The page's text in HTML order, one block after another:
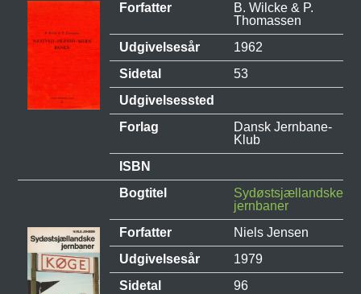
Forfatter
B. Wilcke & P.
Thomassen
Udgivelsesår
1962
Sidetal
53
Udgivelsessted
Forlag
Dansk Jernbane-
Klub
ISBN
Bogtitel
Sydøstsjællandske
jernbaner
Forfatter
Niels Jensen
Udgivelsesår
1979
Sidetal
96